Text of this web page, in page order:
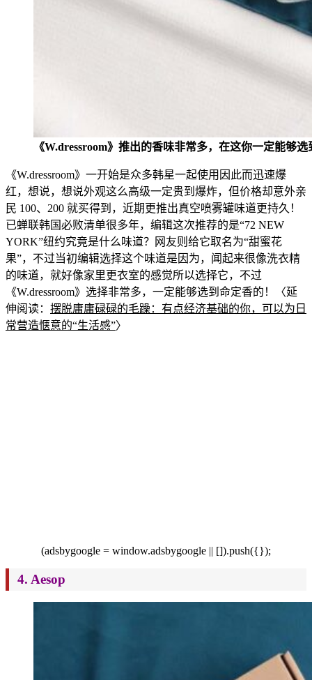
《W.dressroom》推出的香味非常多，在这你一定能够选
《W.dressroom》一开始是众多韩星一起使用因此而迅速爆
红，想说，想说外观这么高级一定贵到爆炸，但价格却意外亲
民 100、200 就买得到，近期更推出真空喷雾罐味道更持久！
已蝉联韩国必败清单很多年，编辑这次推荐的是“72 NEW
YORK”纽约究竟是什么味道？网友则给它取名为“甜蜜花
果”，不过当初编辑选择这个味道是因为，闻起来很像洗衣精
的味道， 就好像家里更衣室的感觉所以选择它，不过
《W.dressroom》选择非常多，一定能够选到 命定香的！〈延
伸阅读： 摆脱庸庸碌碌的毛躁：有点经济基础的你，可以为日
常营造惬意的“生活感”〉
(adsbygoogle = window.adsbygoogle || []).push({});
4. Aesop